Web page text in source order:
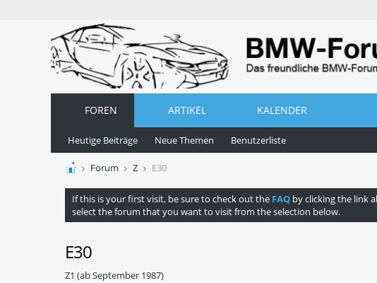
FOREN ARTIKEL KALENDER
Heutige Beiträge Neue Themen Benutzerliste
Forum Z E30
If this is your first visit, be sure to check out the FAQ by clicking the link
select the forum that you want to visit from the selection below.
E30
Z1 (ab September 1987)